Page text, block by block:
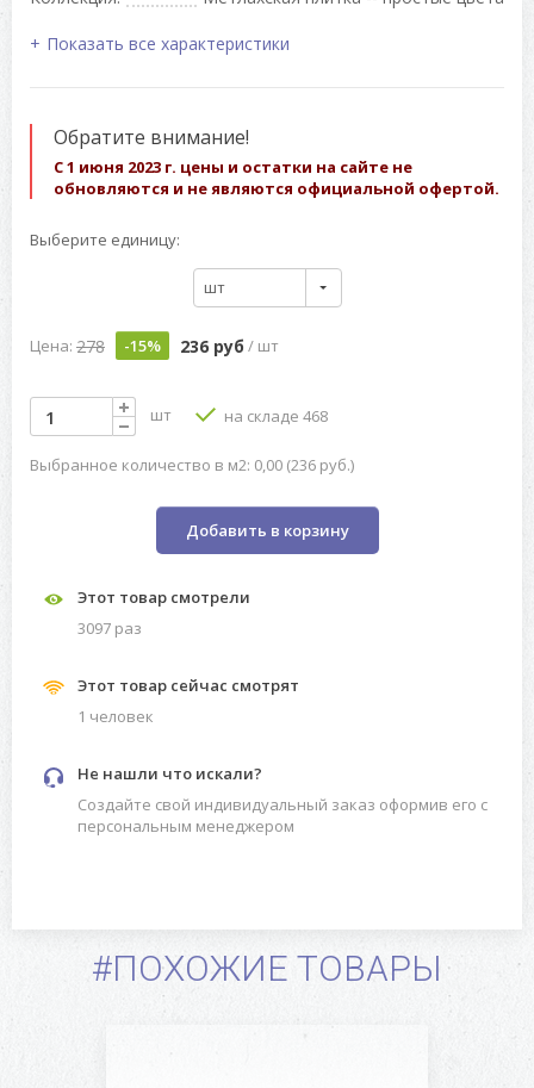
Показать все характеристики
Обратите внимание!
С 1 июня 2023 г. цены и остатки на сайте не
обновляются и не являются официальной офертой.
Выберите единицу:
шт
Цена: 278 -15% 236 руб / шт
шт на складе 468
Выбранное количество в м2: 0,00 (236 руб.)
Добавить в корзину
Этот товар смотрели
3097 раз
Этот товар сейчас смотрят
1 человек
Не нашли что искали?
Создайте свой индивидуальный заказ оформив его с
персональным менеджером
#ПОХОЖИЕ ТОВАРЫ